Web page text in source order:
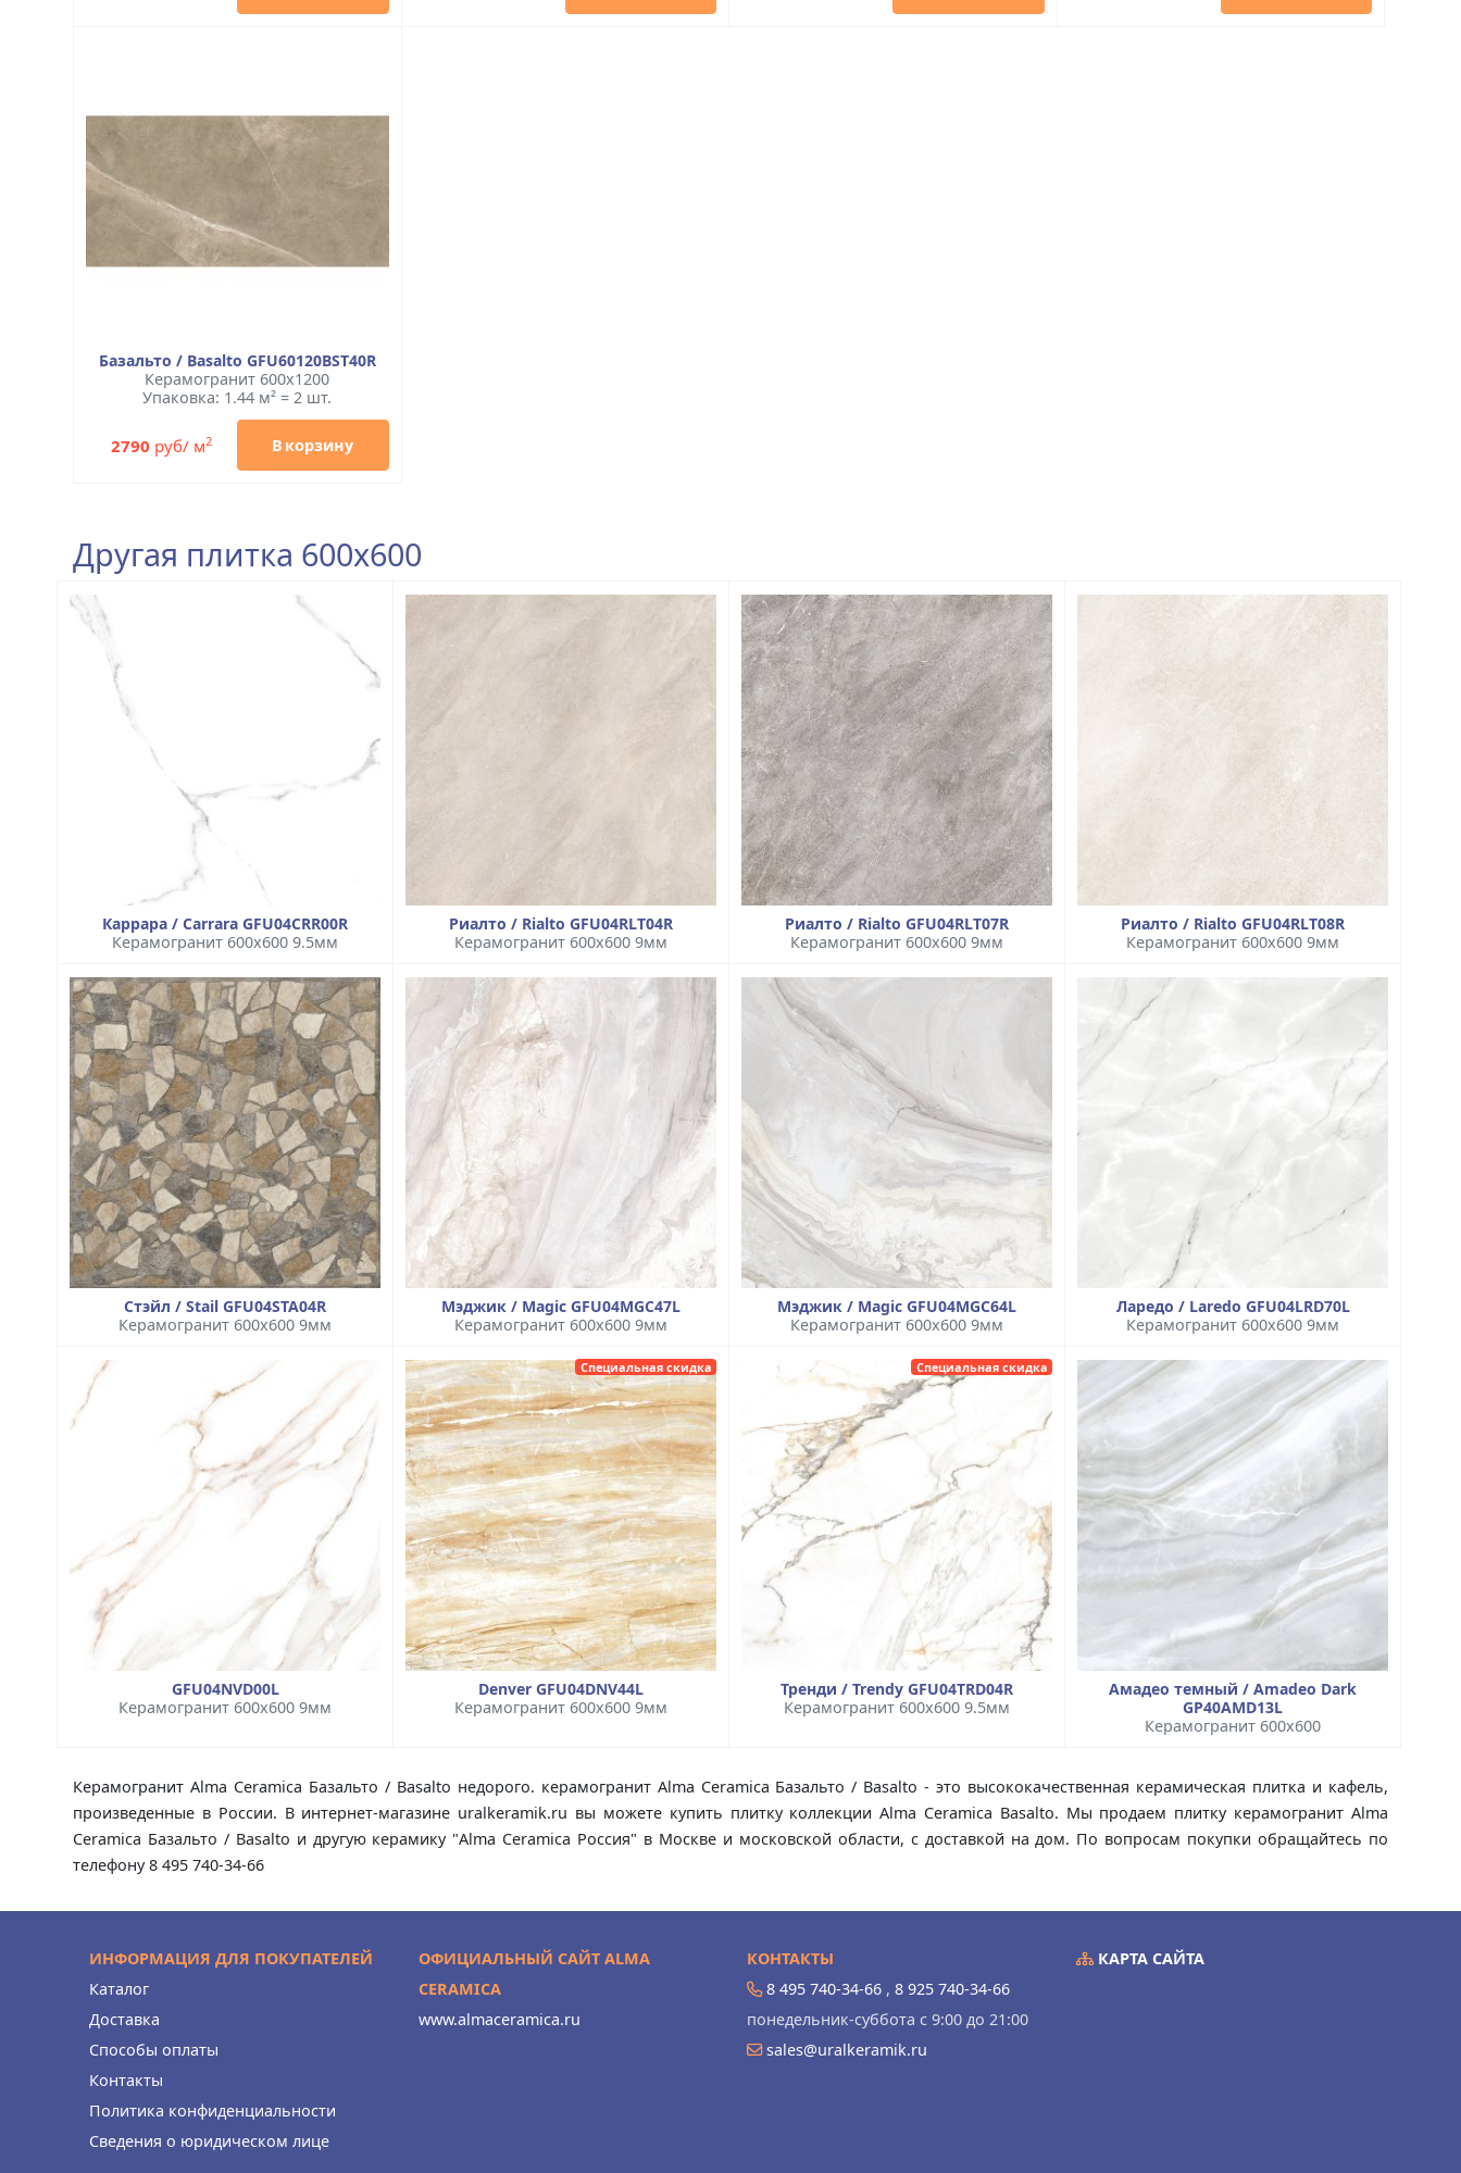
Базальто / Basalto GFU60120BST40R
Керамогранит 600x1200
Упаковка: 1.44 м² = 2 шт.
2790 руб/ м2 В корзину
Другая плитка 600x600
Каррара / Carrara GFU04CRR00R
Керамогранит 600x600 9.5мм
Риалто / Rialto GFU04RLT04R
Керамогранит 600x600 9мм
Риалто / Rialto GFU04RLT07R
Керамогранит 600x600 9мм
Риалто / Rialto GFU04RLT08R
Керамогранит 600x600 9мм
Стэйл / Stail GFU04STA04R
Керамогранит 600x600 9мм
Мэджик / Magic GFU04MGC47L
Керамогранит 600x600 9мм
Мэджик / Magic GFU04MGC64L
Керамогранит 600x600 9мм
Ларедо / Laredo GFU04LRD70L
Керамогранит 600x600 9мм
GFU04NVD00L
Керамогранит 600x600 9мм
Специальная скидка
Denver GFU04DNV44L
Керамогранит 600x600 9мм
Специальная скидка
Тренди / Trendy GFU04TRD04R
Керамогранит 600x600 9.5мм
Амадео темный / Amadeo Dark
GP40AMD13L
Керамогранит 600x600
Керамогранит Alma Ceramica Базальто / Basalto недорого. керамогранит Alma Ceramica Базальто / Basalto - это высококачественная керамическая плитка и кафель,
произведенные в России. В интернет-магазине uralkeramik.ru вы можете купить плитку коллекции Alma Ceramica Basalto. Мы продаем плитку керамогранит Alma
Ceramica Базальто / Basalto и другую керамику "Alma Ceramica Россия" в Москве и московской области, с доставкой на дом. По вопросам покупки обращайтесь по
телефону 8 495 740-34-66
ИНФОРМАЦИЯ ДЛЯ ПОКУПАТЕЛЕЙ
Каталог
Доставка
Способы оплаты
Контакты
Политика конфиденциальности
Сведения о юридическом лице
ОФИЦИАЛЬНЫЙ САЙТ ALMA
CERAMICA
www.almaceramica.ru
КОНТАКТЫ
8 495 740-34-66 , 8 925 740-34-66
понедельник-суббота с 9:00 до 21:00
sales@uralkeramik.ru
КАРТА САЙТА